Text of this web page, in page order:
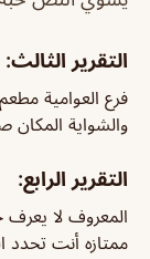
التقرير الثالث:
فرع العوامية
والشواية المكان
التقرير الرابع:
المعروف لا يعرف
ممتازه أنت